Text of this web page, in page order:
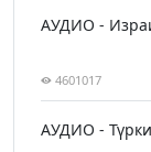
АУДИО -
4601017
АУДИО -